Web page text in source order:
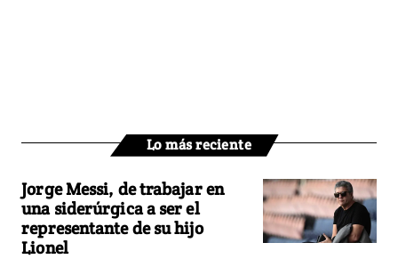
Lo más reciente
Jorge Messi, de trabajar en
una siderúrgica a ser el
representante de su hijo
Lionel